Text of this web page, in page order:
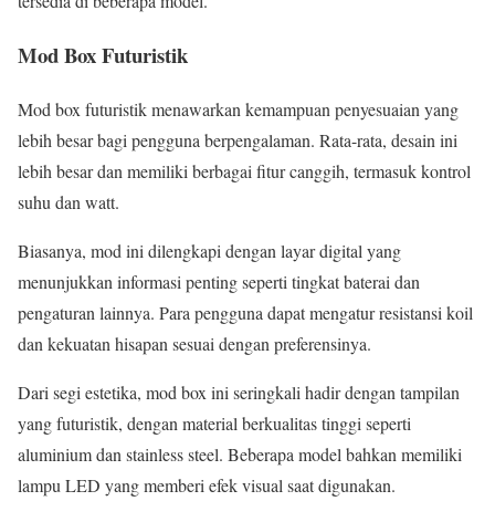
Mod Box Futuristik
Mod box futuristik menawarkan kemampuan penyesuaian yang
lebih besar bagi pengguna berpengalaman. Rata-rata, desain ini
lebih besar dan memiliki berbagai fitur canggih, termasuk kontrol
suhu dan watt.
Biasanya, mod ini dilengkapi dengan layar digital yang
menunjukkan informasi penting seperti tingkat baterai dan
pengaturan lainnya. Para pengguna dapat mengatur resistansi koil
dan kekuatan hisapan sesuai dengan preferensinya.
Dari segi estetika, mod box ini seringkali hadir dengan tampilan
yang futuristik, dengan material berkualitas tinggi seperti
aluminium dan stainless steel. Beberapa model bahkan memiliki
lampu LED yang memberi efek visual saat digunakan.